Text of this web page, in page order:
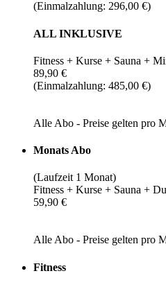
(Einmalzahlung: 296,00 €)
ALL INKLUSIVE
Fitness + Kurse + Sauna +
89,90 €
(Einmalzahlung: 485,00 €)
Alle Abo - Preise gelten pro
Monats Abo
(Laufzeit 1 Monat)
Fitness + Kurse + Sauna +
59,90 €
Alle Abo - Preise gelten pro
Fitness